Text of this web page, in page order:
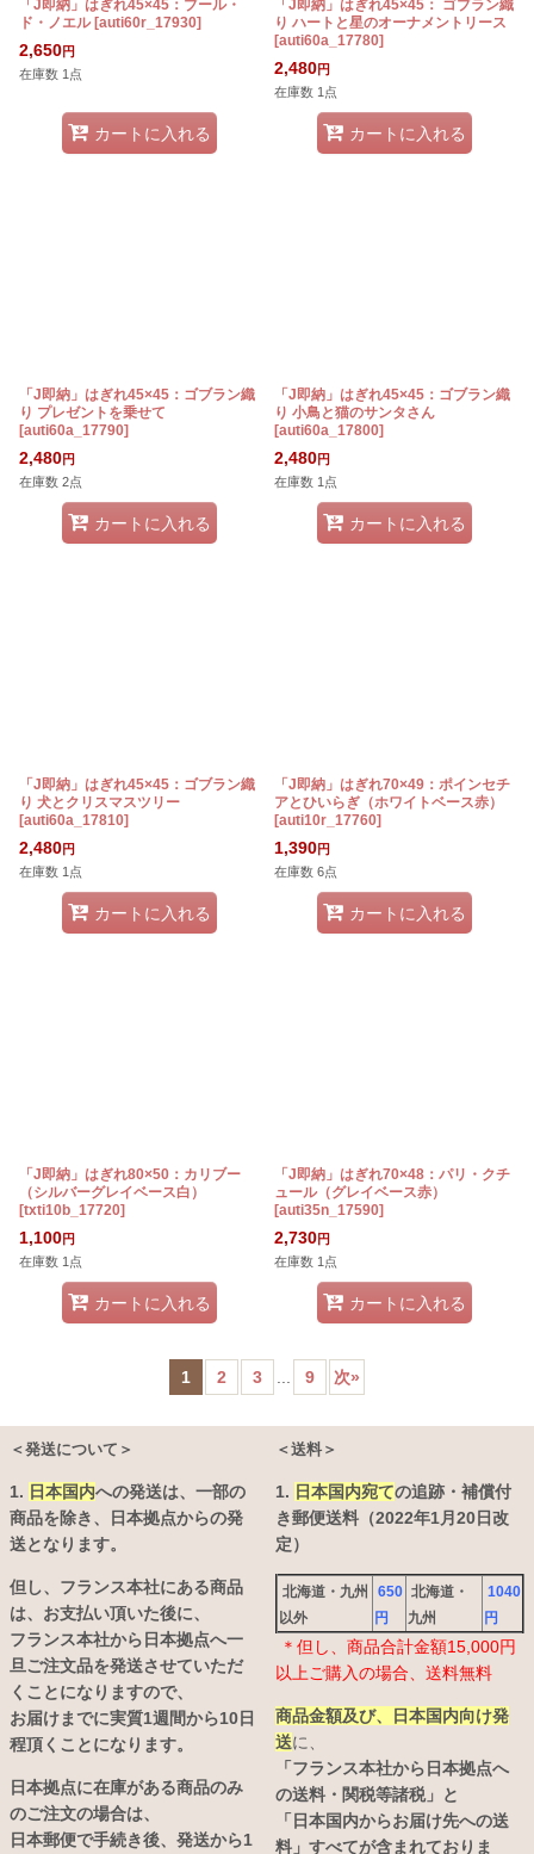
「J即納」はぎれ45×45：ブール・
ド・ノエル [auti60r_17930]
2,650円
在庫数 1点
カートに入れる
「J即納」はぎれ45×45： ゴブラン織
り ハートと星のオーナメントリース
[auti60a_17780]
2,480円
在庫数 1点
カートに入れる
「J即納」はぎれ45×45：ゴブラン織
り プレゼントを乗せて
[auti60a_17790]
2,480円
在庫数 2点
カートに入れる
「J即納」はぎれ45×45：ゴブラン織
り 小鳥と猫のサンタさん
[auti60a_17800]
2,480円
在庫数 1点
カートに入れる
「J即納」はぎれ45×45：ゴブラン織
り 犬とクリスマスツリー
[auti60a_17810]
2,480円
在庫数 1点
カートに入れる
「J即納」はぎれ70×49：ポインセチ
アとひいらぎ（ホワイトベース赤）
[auti10r_17760]
1,390円
在庫数 6点
カートに入れる
「J即納」はぎれ80×50：カリブー
（シルバーグレイベース白）
[txti10b_17720]
1,100円
在庫数 1点
カートに入れる
「J即納」はぎれ70×48：パリ・クチ
ュール（グレイベース赤）
[auti35n_17590]
2,730円
在庫数 1点
カートに入れる
1 2 3 9 次»
＜発送について＞
1. 日本国内への発送は、 一部の
商品を除き、日本拠点からの発
送となります。
但し、フランス本社にある商品
は、お支払い頂いた後に、
フランス本社から日本拠点へ一
旦ご注文品を発送させていただ
くことになりますので、
お届けまでに実質1週間から10日
程頂くことになります。
日本拠点に在庫がある商品のみ
のご注文の場合は、
日本郵便で手続き後、発送から1
＜送料＞
1. 日本国内宛ての追跡・補償付
き郵便送料（2022年1月20日改
定）
北海道・九州
以外
650
円
北海道・
九州
1040
円
＊但し、商品合計金額15,000円
以上ご購入の場合、送料無料
商品金額及び、日本国内向け発
送に、
「フランス本社から日本拠点へ
の送料・関税等諸税」と
「日本国内からお届け先への送
料」すべてが含まれておりま